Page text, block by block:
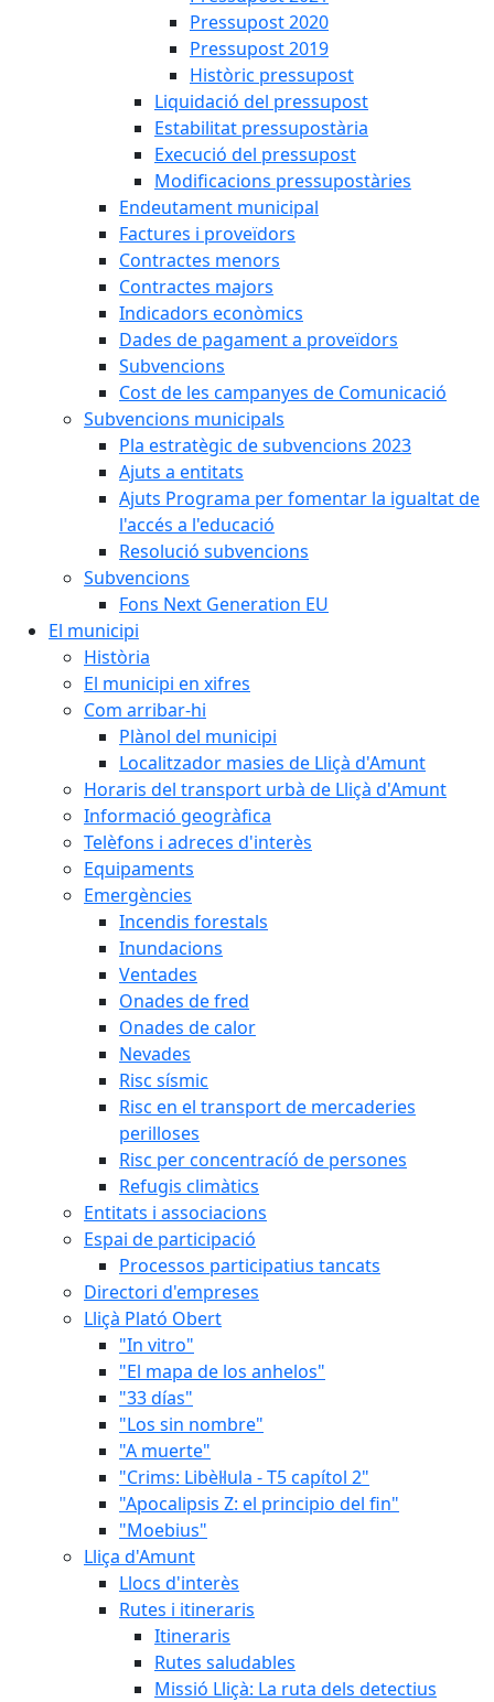
Pressupost 2020
Pressupost 2019
Històric pressupost
Liquidació del pressupost
Estabilitat pressupostària
Execució del pressupost
Modificacions pressupostàries
Endeutament municipal
Factures i proveïdors
Contractes menors
Contractes majors
Indicadors econòmics
Dades de pagament a proveïdors
Subvencions
Cost de les campanyes de Comunicació
Subvencions municipals
Pla estratègic de subvencions 2023
Ajuts a entitats
Ajuts Programa per fomentar la igualtat de
l'accés a l'educació
Resolució subvencions
Subvencions
Fons Next Generation EU
El municipi
Història
El municipi en xifres
Com arribar-hi
Plànol del municipi
Localitzador masies de Lliçà d'Amunt
Horaris del transport urbà de Lliçà d'Amunt
Informació geogràfica
Telèfons i adreces d'interès
Equipaments
Emergències
Incendis forestals
Inundacions
Ventades
Onades de fred
Onades de calor
Nevades
Risc sísmic
Risc en el transport de mercaderies
perilloses
Risc per concentracíó de persones
Refugis climàtics
Entitats i associacions
Espai de participació
Processos participatius tancats
Directori d'empreses
Lliçà Plató Obert
"In vitro"
"El mapa de los anhelos"
"33 días"
"Los sin nombre"
"A muerte"
"Crims: Libèl·lula - T5 capítol 2"
"Apocalipsis Z: el principio del fin"
"Moebius"
Lliça d'Amunt
Llocs d'interès
Rutes i itineraris
Itineraris
Rutes saludables
Missió Lliçà: La ruta dels detectius